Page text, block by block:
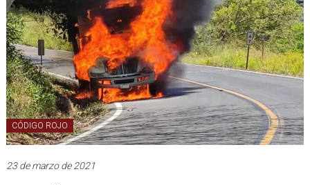
CÓDIGO ROJO
23 de marzo de 2021